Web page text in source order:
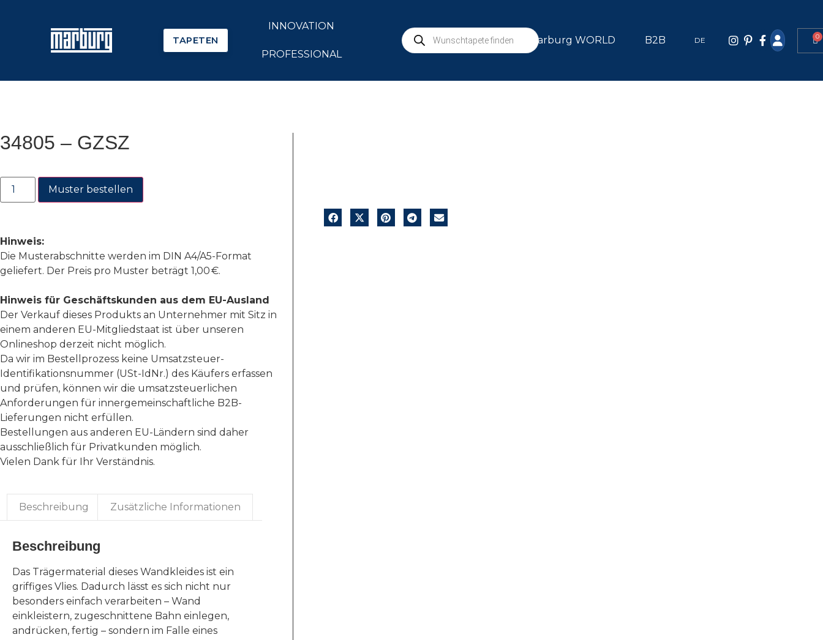
TAPETEN
INNOVATION
PROFESSIONAL
marburg WORLD B2B DE 0
34805 – GZSZ
Muster bestellen
Hinweis:
Die Musterabschnitte werden im DIN A4/A5-Format
geliefert. Der Preis pro Muster beträgt 1,00 €.
Hinweis für Geschäftskunden aus dem EU-Ausland
Der Verkauf dieses Produkts an Unternehmer mit Sitz in
einem anderen EU-Mitgliedstaat ist über unseren
Onlineshop derzeit nicht möglich.
Da wir im Bestellprozess keine Umsatzsteuer-
Identifikationsnummer (USt-IdNr.) des Käufers erfassen
und prüfen, können wir die umsatzsteuerlichen
Anforderungen für innergemeinschaftliche B2B-
Lieferungen nicht erfüllen.
Bestellungen aus anderen EU-Ländern sind daher
ausschließlich für Privatkunden möglich.
Vielen Dank für Ihr Verständnis.
Beschreibung Zusätzliche Informationen
Beschreibung
Das Trägermaterial dieses Wandkleides ist ein
griffiges Vlies. Dadurch lässt es sich nicht nur
besonders einfach verarbeiten – Wand
einkleistern, zugeschnittene Bahn einlegen,
andrücken, fertig – sondern im Falle eines